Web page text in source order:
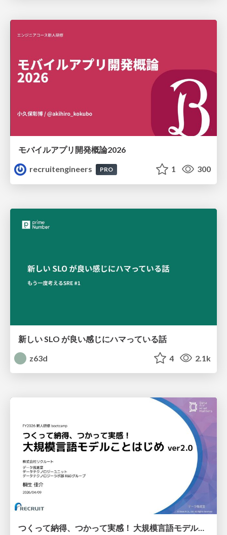
モバイルアプリ開発概論2026
recruitengineers
PRO 1 300
新しい SLO が良い感じにハマっている話
z63d
4 2.1k
つくって納得、つかって実感！ 大規模言語モデルことはじめ ver2.0